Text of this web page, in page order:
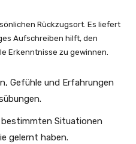
Rückzugsort. Es liefert
Aufschreiben hilft, den
Erkenntnisse zu gewinnen.
Gefühle und Erfahrungen
bestimmten Situationen
gelernt haben.